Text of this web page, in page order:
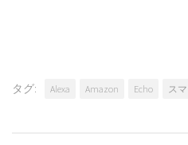
タグ: Alexa Amazon Echo ス